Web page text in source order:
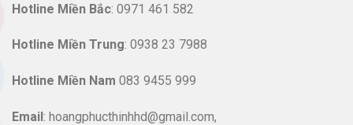
Hotline Miền Bắc: 0971 461 582
Hotline Miền Trung: 0938 23 7988
Hotline Miền Nam 083 9455 999
Email: hoangphucthinhhd@gmail.com,